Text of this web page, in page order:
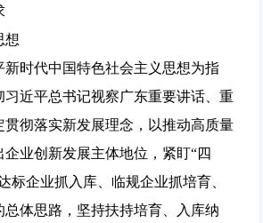
时代中国特色社会主义思想为指
习近平总书记视察广东重要讲话、重
贯彻落实新发展理念，以推动高质量
业创新发展主体地位，紧盯“四
标企业抓入库、临规企业抓培育、
总体思路，坚持扶持培育、入库纳